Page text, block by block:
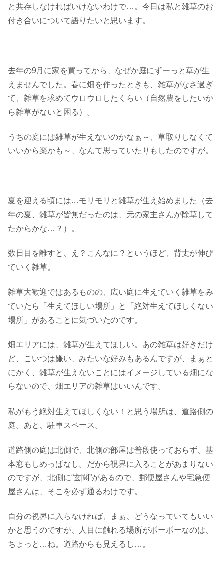
と共存しなければいけないわけで…。今日は私と雑草のお
付き合いについて語りたいと思います。
去年の9月に家を買ってから、なぜか庭にずーっと草が生
えませんでした。春に畑を作ったときも、雑草がなさ過ぎ
て、雑草を求めてウロウロしたくらい（自然農をしたいか
ら雑草がないと困る）。
うちの庭には雑草が生えないのかなぁ～、草取りしなくて
いいから楽かも～、なんて思っていたりもしたのですが。
夏を迎える頃には…モリモリと雑草が生え始めました（去
年の夏、雑草が皆無だったのは、元の家主さんが除草して
たからかな…？）。
数日目を離すと、え？こんなに？というほど、背丈が伸び
ていく雑草。
雑草大歓迎ではあるものの、広い庭に生えていく雑草をみ
ていたら「生えてほしい場所」と「絶対生えてほしくない
場所」があることに気づいたのです。
畑エリアには、雑草が生えてほしい。あの雑草は好きだけ
ど、こいつは嫌い、みたいな好みもあるんですが、まぁと
にかく、雑草が生えないことにはイメージしている畑にな
らないので、畑エリアの雑草はいいんです。
私がもう絶対生えてほしくない！と思う場所は、道路側の
庭。あと、駐車スペース。
道路側の庭は北側で、北側の部屋は普段使っておらず、基
本窓もしめっぱなし。だから視界に入ることがあまりない
のですが、北側に“玄関”があるので、郵便屋さんや宅急便
屋さんは、そこを必ず通るわけです。
自分の視界に入らなければ、まぁ、どうなっていてもいい
かと思うのですが、人目に触れる場所がボーボーなのは、
ちょっと…ね。道路からも見えるし…。